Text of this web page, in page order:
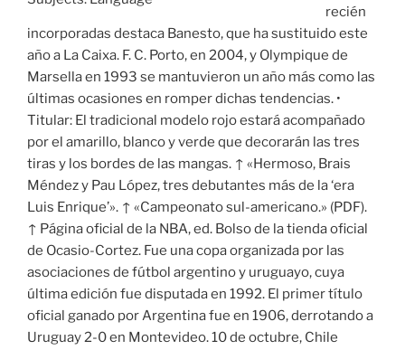
recién
incorporadas destaca Banesto, que ha sustituido este
año a La Caixa. F. C. Porto, en 2004, y Olympique de
Marsella en 1993 se mantuvieron un año más como las
últimas ocasiones en romper dichas tendencias. •
Titular: El tradicional modelo rojo estará acompañado
por el amarillo, blanco y verde que decorarán las tres
tiras y los bordes de las mangas. ↑ «Hermoso, Brais
Méndez y Pau López, tres debutantes más de la ‘era
Luis Enrique’». ↑ «Campeonato sul-americano.» (PDF).
↑ Página oficial de la NBA, ed. Bolso de la tienda oficial
de Ocasio-Cortez. Fue una copa organizada por las
asociaciones de fútbol argentino y uruguayo, cuya
última edición fue disputada en 1992. El primer título
oficial ganado por Argentina fue en 1906, derrotando a
Uruguay 2-0 en Montevideo. 10 de octubre, Chile